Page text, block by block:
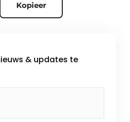
Kopieer
& updates te